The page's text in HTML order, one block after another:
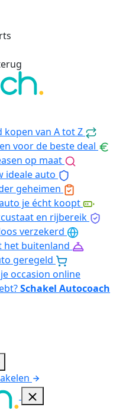
van A tot Z
voor de beste deal
op maat
ideale auto
geheimen
je écht koopt
en rijbereik
verzekerd
het buitenland
geregeld
occasion online
Schakel Autocoach